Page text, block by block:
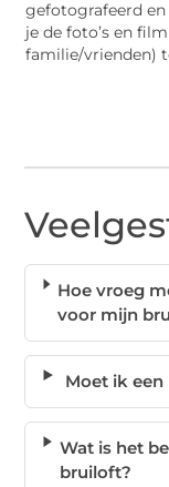
gefotografeerd
je de foto’s en
familie/vrienden)
Hoe vroeg
voor mijn
Moet ik
Wat is het
bruiloft?